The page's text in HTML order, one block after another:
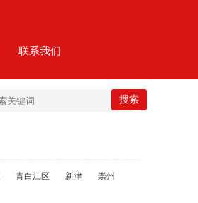
联系我们
青白江区 新津 崇州